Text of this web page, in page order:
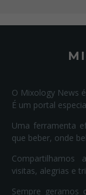
O Mixology News
É um portal
Uma ferramenta
que beber, onde
Compartilhamos
visitas, alegrias e
Sempre geramos